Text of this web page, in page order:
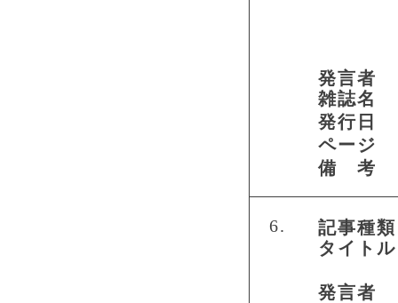
発言者
雑誌名
発行日
ページ
備 考
6.
記事種類
タイトル
発言者